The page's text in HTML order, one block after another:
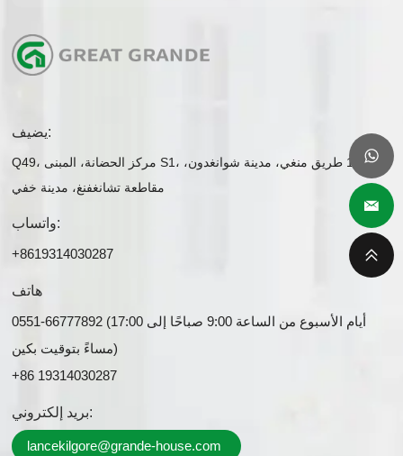
يضيف:
Q49، مركز الحضانة، المبنى S1، رقم 1 طريق منغي، مدينة شوانغدون،
مقاطعة تشانغفنغ، مدينة خفي
واتساب:
+8619314030287
هاتف
0551-66777892 (أيام الأسبوع من الساعة 9:00 صباحًا إلى 17:00
مساءً بتوقيت بكين)
+86 19314030287
بريد إلكتروني:
lancekilgore@grande-house.com